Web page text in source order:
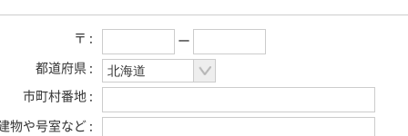
〒 :
ー
都道府県 :
市町村番地 :
物や号室など :